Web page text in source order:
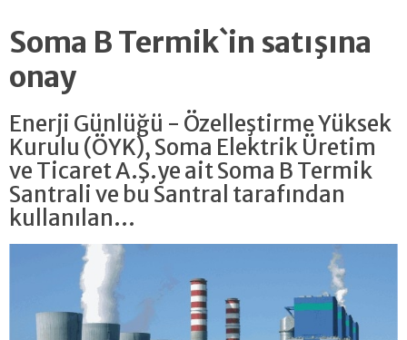
Soma B Termik`in satışına
onay
Enerji Günlüğü - Özelleştirme Yüksek
Kurulu (ÖYK), Soma Elektrik Üretim
ve Ticaret A.Ş.ye ait Soma B Termik
Santrali ve bu Santral tarafından
kullanılan...